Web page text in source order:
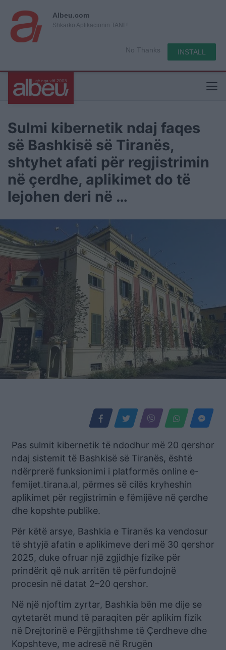
Albeu.com
Shkarko Aplikacionin TANI !
No Thanks INSTALL
Sulmi kibernetik ndaj faqes
së Bashkisë së Tiranës,
shtyhet afati për regjistrimin
në çerdhe, aplikimet do të
lejohen deri në …
Pas sulmit kibernetik të ndodhur më 20 qershor
ndaj sistemit të Bashkisë së Tiranës, është
ndërprerë funksionimi i platformës online e-
femijet.tirana.al, përmes së cilës kryheshin
aplikimet për regjistrimin e fëmijëve në çerdhe
dhe kopshte publike.
Për këtë arsye, Bashkia e Tiranës ka vendosur
të shtyjë afatin e aplikimeve deri më 30 qershor
2025, duke ofruar një zgjidhje fizike për
prindërit që nuk arritën të përfundojnë
procesin në datat 2–20 qershor.
Në një njoftim zyrtar, Bashkia bën me dije se
qytetarët mund të paraqiten për aplikim fizik
në Drejtorinë e Përgjithshme të Çerdheve dhe
Kopshteve, me adresë në Rrugën